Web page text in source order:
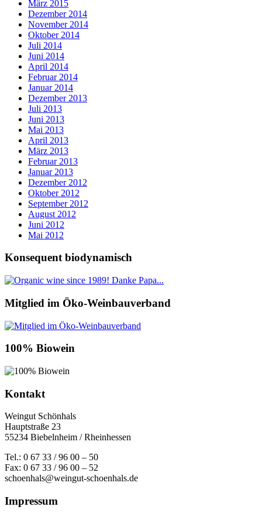
März 2015
Dezember 2014
November 2014
Oktober 2014
Juli 2014
Juni 2014
April 2014
Februar 2014
Januar 2014
Dezember 2013
Juli 2013
Juni 2013
Mai 2013
April 2013
März 2013
Februar 2013
Januar 2013
Dezember 2012
Oktober 2012
September 2012
August 2012
Juni 2012
Mai 2012
Konsequent biodynamisch
Mitglied im Öko-Weinbauverband
100% Biowein
Kontakt
Weingut Schönhals
Hauptstraße 23
55234 Biebelnheim / Rheinhessen
Tel.: 0 67 33 / 96 00 – 50
Fax: 0 67 33 / 96 00 – 52
schoenhals@weingut-schoenhals.de
Impressum